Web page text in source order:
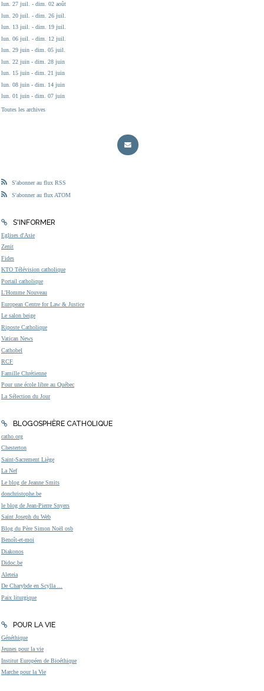
lun. 27 juil. - dim. 02 août
lun. 20 juil. - dim. 26 juil.
lun. 13 juil. - dim. 19 juil.
lun. 06 juil. - dim. 12 juil.
lun. 29 juin - dim. 05 juil.
lun. 22 juin - dim. 28 juin
lun. 15 juin - dim. 21 juin
lun. 08 juin - dim. 14 juin
lun. 01 juin - dim. 07 juin
Toutes les archives
S'abonner au flux RSS
S'abonner au flux ATOM
S'INFORMER
Eglises d'Asie
Zenit
Fides
KTO Télévision catholique
Portail catholique
L'Homme Nouveau
European Centre for Law & Justice
Le salon beige
Riposte Catholique
Vatican News
Cathobel
RCF
Famille Chrétienne
Pour une école libre au Québec
La Sélection du Jour
BLOGOSPHÈRE CATHOLIQUE
catho.org
Chesterton
Saint-Sacrement Liège
La Nef
Le blog de Jeanne Smits
donchristophe.be
le blog de Jean-Pierre Snyers
Saint Joseph du Web
Blog du Père Simon Noël osb
Benoît-et-moi
Diakonos
Didoc.be
Aleteia
De Charybde en Scylla ...
Paix liturgique
POUR LA VIE
Généthique
Jeunes pour la vie
Institut Européen de Bioéthique
Marche pour la Vie